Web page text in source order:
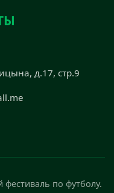
д.17, стр.9
по футболу.